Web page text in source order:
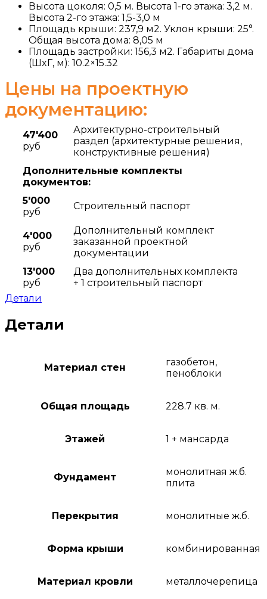
Высота цоколя: 0,5 м. Высота 1-го этажа: 3,2 м.
Высота 2-го этажа: 1,5-3,0 м
Площадь крыши: 237,9 м2. Уклон крыши: 25°.
Общая высота дома: 8,05 м
Площадь застройки: 156,3 м2. Габариты дома
(ШxГ, м): 10.2×15.32
Цены на проектную
документацию:
47'400
руб
Архитектурно-строительный
раздел (архитектурные решения,
конструктивные решения)
Дополнительные комплекты
документов:
5'000
руб
Строительный паспорт
4'000
руб
Дополнительный комплект
заказанной проектной
документации
13'000
руб
Два дополнительных комплекта
+ 1 строительный паспорт
Детали
Детали
Материал стен
газобетон,
пеноблоки
Общая площадь 228.7 кв. м.
Этажей 1 + мансарда
Фундамент
монолитная ж.б.
плита
Перекрытия монолитные ж.б.
Форма крыши комбинированная
Материал кровли металлочерепица